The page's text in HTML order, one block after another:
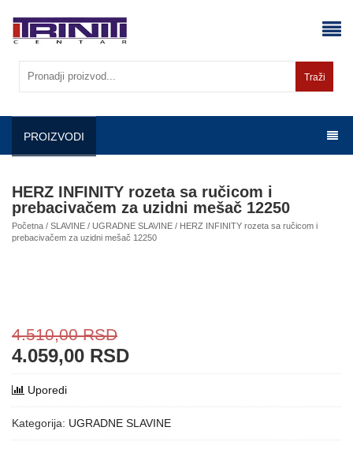
content
Traži
PROIZVODI
HERZ INFINITY rozeta sa ručicom i
prebacivačem za uzidni mešač 12250
Početna / SLAVINE / UGRADNE SLAVINE / HERZ INFINITY rozeta sa ručicom i
prebacivačem za uzidni mešač 12250
4.510,00RSD
4.059,00 RSD
Uporedi
Kategorija: UGRADNE SLAVINE